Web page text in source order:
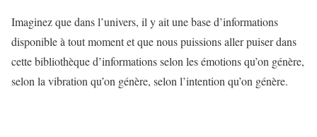
Imaginez que dans l’univers, il y ait une base d’informations
disponible à tout moment et que nous puissions aller puiser dans
cette bibliothèque d’informations selon les émotions qu’on génère,
selon la vibration qu’on génère, selon l’intention qu’on génère.